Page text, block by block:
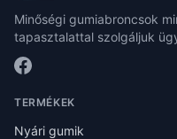
Minőségi gumiabroncsok
tapasztalattal szolgáljuk
TERMÉKEK
Nyári gumik